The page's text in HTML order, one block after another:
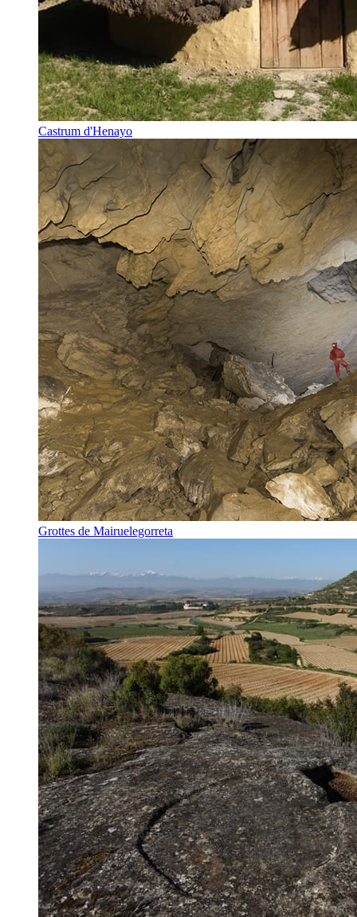
Castrum d'Henayo
Grottes de Mairuelegorreta